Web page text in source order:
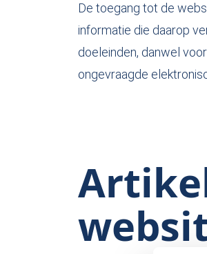
De toegang tot de
informatie die daarop
doeleinden, danwel
ongevraagde